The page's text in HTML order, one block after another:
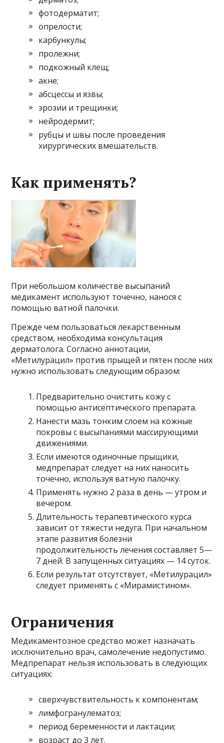
фотодерматит;
опрелости;
карбункулы;
пролежни;
подкожный клещ;
акне;
абсцессы и язвы;
эрозии и трещинки;
нейродермит;
рубцы и швы после проведения
хирургических вмешательств.
Как применять?
При небольшом количестве высыпаний
медикамент используют точечно, нанося с
помощью ватной палочки.
Прежде чем пользоваться лекарственным
средством, необходима консультация
дерматолога. Согласно аннотации,
«Метилурацил» против прыщей и пятен после них
нужно использовать следующим образом:
Предварительно очистить кожу с
помощью антисептического препарата.
Нанести мазь тонким слоем на кожные
покровы с высыпаниями массирующими
движениями.
Если имеются одиночные прыщики,
медпрепарат следует на них наносить
точечно, используя ватную палочку.
Применять нужно 2 раза в день — утром и
вечером.
Длительность терапевтического курса
зависит от тяжести недуга. При начальном
этапе развития болезни
продолжительность лечения составляет 5—
7 дней. В запущенных ситуациях — 14 суток.
Если результат отсутствует, «Метилурацил»
следует применять с «Мирамистином».
Ограничения
Медикаментозное средство может назначать
исключительно врач, самолечение недопустимо.
Медпрепарат нельзя использовать в следующих
ситуациях:
сверхчувствительность к компонентам;
лимфогранулематоз;
период беременности и лактации;
возраст до 3 лет.